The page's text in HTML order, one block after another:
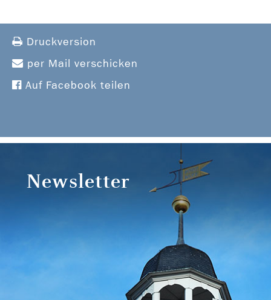
Druckversion
per Mail verschicken
Auf Facebook teilen
Newsletter